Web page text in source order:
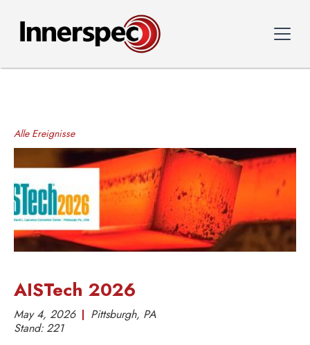
Alle Ereignisse
AISTech 2026
May 4, 2026
Pittsburgh, PA
Stand:221